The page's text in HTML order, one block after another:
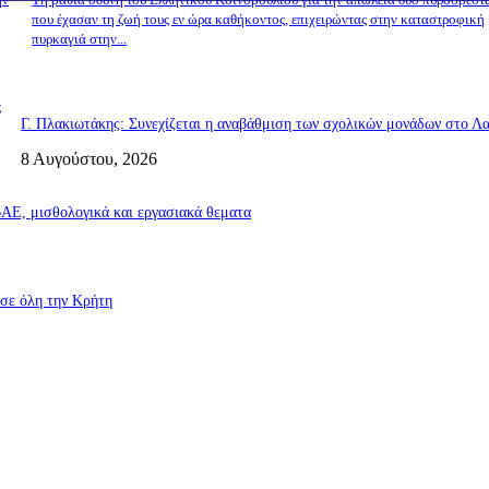
που έχασαν τη ζωή τους εν ώρα καθήκοντος, επιχειρώντας στην καταστροφική
πυρκαγιά στην...
Γ. Πλακιωτάκης: Συνεχίζεται η αναβάθμιση των σχολικών μονάδων στο
8 Αυγούστου, 2026
μισθολογικά και εργασιακά θεματα
όλη την Κρήτη